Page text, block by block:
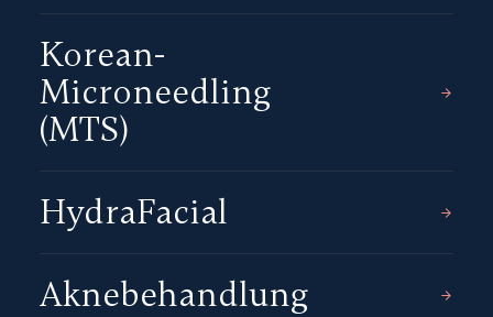
Korean-
Microneedling
(MTS)
HydraFacial
Aknebehandlung